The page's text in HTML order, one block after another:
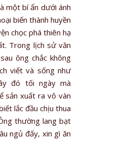
một bí ẩn dưới ánh
biến thành huyền
chọc phá thiên hạ
Trong lịch sử văn
ông chắc không
viết và sống như
đó tối ngày mà
sản xuất ra vô vàn
lắc đầu chịu thua
thường lang bạt
ngủ đấy, xin gì ăn